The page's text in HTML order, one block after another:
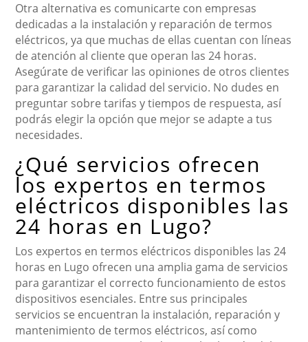
Otra alternativa es comunicarte con empresas
dedicadas a la instalación y reparación de termos
eléctricos, ya que muchas de ellas cuentan con líneas
de atención al cliente que operan las 24 horas.
Asegúrate de verificar las opiniones de otros clientes
para garantizar la calidad del servicio. No dudes en
preguntar sobre tarifas y tiempos de respuesta, así
podrás elegir la opción que mejor se adapte a tus
necesidades.
¿Qué servicios ofrecen
los expertos en termos
eléctricos disponibles las
24 horas en Lugo?
Los expertos en termos eléctricos disponibles las 24
horas en Lugo ofrecen una amplia gama de servicios
para garantizar el correcto funcionamiento de estos
dispositivos esenciales. Entre sus principales
servicios se encuentran la instalación, reparación y
mantenimiento de termos eléctricos, así como